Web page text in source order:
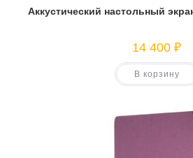
Аккустический настольный
14 400 ₽
В корзину